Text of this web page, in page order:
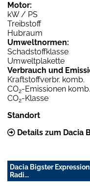
Motor:
kW / PS
Treibstoff
Hubraum
Umweltnormen:
Schadstoffklasse
Umweltplakette
Verbrauch und
Kraftstoffverbr. komb.
CO2-Emissionen komb.
CO2-Klasse
Standort
Details zum Dacia
Dacia Bigster
Radi...